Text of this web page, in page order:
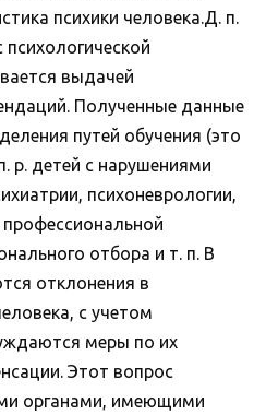
психики человека.Д. п.
выдачей
Полученные данные
путей обучения (это
р. детей с нарушениями
психоневрологии,
профессиональной
отбора и т. п. В
отклонения в
с учетом
меры по их
Этот вопрос
органами, имеющими